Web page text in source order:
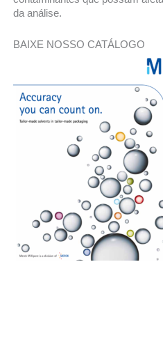
da análise.
BAIXE NOSSO CATÁLOGO